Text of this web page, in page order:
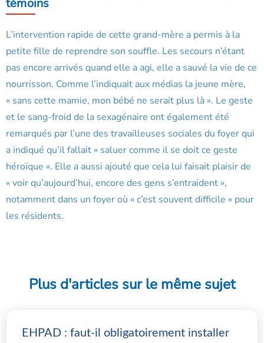
témoins
L’intervention rapide de cette grand-mère a permis à la
petite fille de reprendre son souffle. Les secours n’étant
pas encore arrivés quand elle a agi, elle a sauvé la vie de ce
nourrisson. Comme l’indiquait aux médias la jeune mère,
« sans cette mamie, mon bébé ne serait plus là ». Le geste
et le sang-froid de la sexagénaire ont également été
remarqués par l’une des travailleuses sociales du foyer qui
a indiqué qu’il fallait « saluer comme il se doit ce geste
héroïque ». Elle a aussi ajouté que cela lui faisait plaisir de
« voir qu’aujourd’hui, encore des gens s’entraident »,
notamment dans un foyer où « c’est souvent difficile » pour
les résidents.
Plus d'articles sur le même sujet
EHPAD : faut-il obligatoirement installer